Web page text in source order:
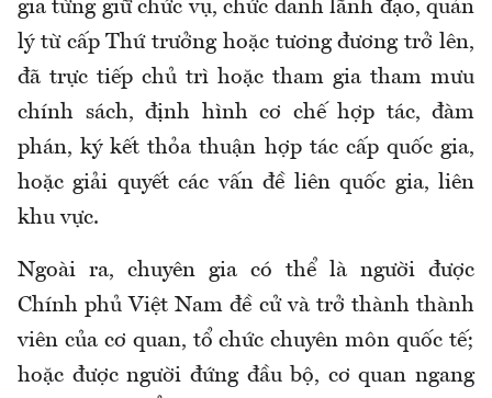
gia từng giữ chức vụ, chức danh lãnh đạo, quản
lý từ cấp Thứ trưởng hoặc tương đương trở lên,
đã trực tiếp chủ trì hoặc tham gia tham mưu
chính sách, định hình cơ chế hợp tác, đàm
phán, ký kết thỏa thuận hợp tác cấp quốc gia,
hoặc giải quyết các vấn đề liên quốc gia, liên
khu vực.
Ngoài ra, chuyên gia có thể là người được
Chính phủ Việt Nam đề cử và trở thành thành
viên của cơ quan, tổ chức chuyên môn quốc tế;
hoặc được người đứng đầu bộ, cơ quan ngang